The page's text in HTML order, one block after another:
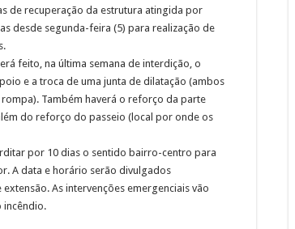
de recuperação da estrutura atingida por
desde segunda-feira (5) para realização de
feito, na última semana de interdição, o
e a troca de uma junta de dilatação (ambos
Também haverá o reforço da parte
do reforço do passeio (local por onde os
por 10 dias o sentido bairro-centro para
A data e horário serão divulgados
As intervenções emergenciais vão
incêndio.